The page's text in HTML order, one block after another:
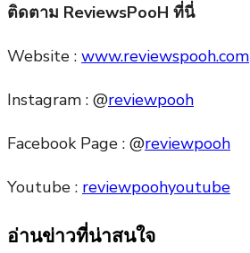
ติดตาม ReviewsPooH ที่นี่
Website : www.reviewspooh.com
Instagram : @reviewpooh
Facebook Page : @reviewpooh
Youtube : reviewpoohyoutube
อ่านข่าวที่น่าสนใจ